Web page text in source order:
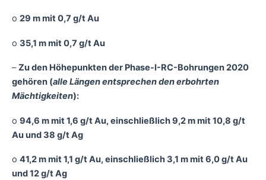
o 29 m mit 0,7 g/t Au
o 35,1 m mit 0,7 g/t Au
–Zu den Höhepunkten der Phase-I-RC-Bohrungen 2020
gehören (alle Längen entsprechen den erbohrten
Mächtigkeiten):
o 94,6 m mit 1,6 g/t Au, einschließlich 9,2 m mit 10,8 g/t
Au und 38 g/t Ag
o 41,2 m mit 1,1 g/t Au, einschließlich 3,1 m mit 6,0 g/t Au
und 12 g/t Ag